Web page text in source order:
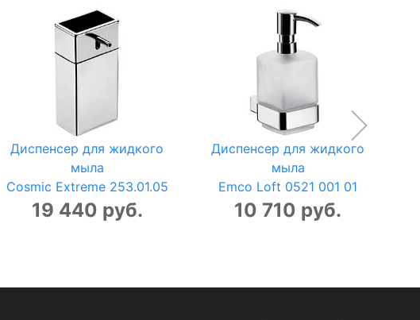
Диспенсер для жидкого
мыла
Cosmic Extreme 253.01.05
19 440 руб.
Диспенсер для жидкого
мыла
Emco Loft 0521 001 01
10 710 руб.